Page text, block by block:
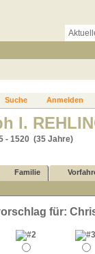
Suche Anmelden
I.
- 1520 (35 Jahre)
Familie
für: